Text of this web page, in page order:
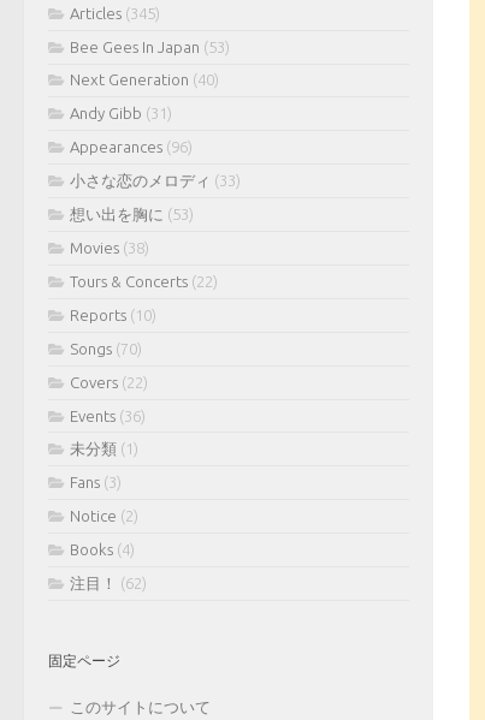
Articles (345)
Bee Gees In Japan (53)
Next Generation (40)
Andy Gibb (31)
Appearances (96)
小さな恋のメロディ (33)
想い出を胸に (53)
Movies (38)
Tours & Concerts (22)
Reports (10)
Songs (70)
Covers (22)
Events (36)
未分類 (1)
Fans (3)
Notice (2)
Books (4)
注目！
(62)
固定ページ
このサイトについて